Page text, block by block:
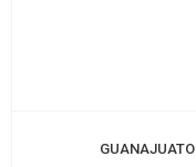
GUANAJUATO